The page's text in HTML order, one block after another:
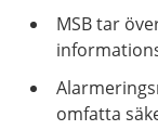
MSB tar
omfatta